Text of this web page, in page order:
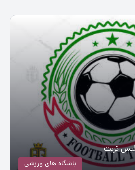
تربت
باشگاه های ورزشی